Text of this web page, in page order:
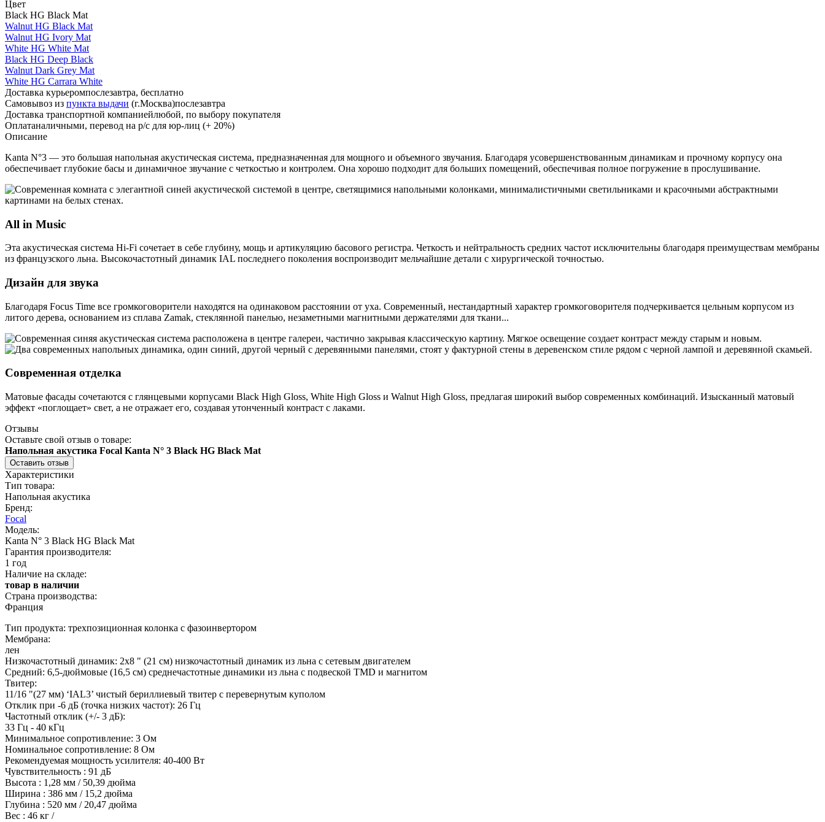
Цвет
Black HG Black Mat
Walnut HG Black Mat
Walnut HG Ivory Mat
White HG White Mat
Black HG Deep Black
Walnut Dark Grey Mat
White HG Carrara White
Доставка курьеромпослезавтра, бесплатно
Самовывоз из пункта выдачи (г.Москва)послезавтра
Доставка транспортной компаниейлюбой, по выбору покупателя
Оплатаналичными, перевод на р/с для юр-лиц (+ 20%)
Описание
Kanta N°3 — это большая напольная акустическая система, предназначенная для мощного и объемного звучания. Благодаря усовершенствованным динамикам и прочному корпусу она
обеспечивает глубокие басы и динамичное звучание с четкостью и контролем. Она хорошо подходит для больших помещений, обеспечивая полное погружение в прослушивание.
All in Music
Эта акустическая система Hi-Fi сочетает в себе глубину, мощь и артикуляцию басового регистра. Четкость и нейтральность средних частот исключительны благодаря преимуществам мембраны
из французского льна. Высокочастотный динамик IAL последнего поколения воспроизводит мельчайшие детали с хирургической точностью.
Дизайн для звука
Благодаря Focus Time все громкоговорители находятся на одинаковом расстоянии от уха. Современный, нестандартный характер громкоговорителя подчеркивается цельным корпусом из
литого дерева, основанием из сплава Zamak, стеклянной панелью, незаметными магнитными держателями для ткани...
Современная отделка
Матовые фасады сочетаются с глянцевыми корпусами Black High Gloss, White High Gloss и Walnut High Gloss, предлагая широкий выбор современных комбинаций. Изысканный матовый
эффект «поглощает» свет, а не отражает его, создавая утонченный контраст с лаками.
Отзывы
Оставьте свой отзыв о товаре:
Напольная акустика Focal Kanta N° 3 Black HG Black Mat
Оставить отзыв
Характеристики
Тип товара:
Напольная акустика
Бренд:
Focal
Модель:
Kanta N° 3 Black HG Black Mat
Гарантия производителя:
1 год
Наличие на складе:
товар в наличии
Страна производства:
Франция
Тип продукта: трехпозиционная колонка с фазоинвертором
Мембрана:
лен
Низкочастотный динамик: 2x8 " (21 см) низкочастотный динамик из льна с сетевым двигателем
Средний: 6,5-дюймовые (16,5 см) среднечастотные динамики из льна с подвеской TMD и магнитом
Твитер:
11/16 "(27 мм) ‘IAL3’ чистый бериллиевый твитер с перевернутым куполом
Отклик при -6 дБ (точка низких частот): 26 Гц
Частотный отклик (+/- 3 дБ):
33 Гц - 40 кГц
Минимальное сопротивление: 3 Ом
Номинальное сопротивление: 8 Ом
Рекомендуемая мощность усилителя: 40-400 Вт
Чувствительность : 91 дБ
Высота : 1,28 мм / 50,39 дюйма
Ширина : 386 мм / 15,2 дюйма
Глубина : 520 мм / 20,47 дюйма
Вес : 46 кг /